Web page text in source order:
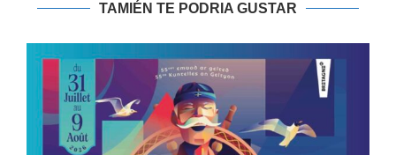
TAMIÉN TE PODRIA GUSTAR